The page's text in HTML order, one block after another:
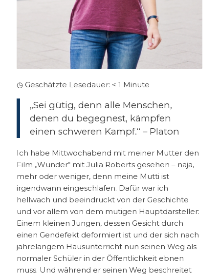
◷ Geschätzte Lesedauer: < 1 Minute
„Sei gütig, denn alle Menschen,
denen du begegnest, kämpfen
einen schweren Kampf.“ – Platon
Ich habe Mittwochabend mit meiner Mutter den
Film „Wunder“ mit Julia Roberts gesehen – naja,
mehr oder weniger, denn meine Mutti ist
irgendwann eingeschlafen. Dafür war ich
hellwach und beeindruckt von der Geschichte
und vor allem von dem mutigen Hauptdarsteller:
Einem kleinen Jungen, dessen Gesicht durch
einen Gendefekt deformiert ist und der sich nach
jahrelangem Hausunterricht nun seinen Weg als
normaler Schüler in der Öffentlichkeit ebnen
muss. Und während er seinen Weg beschreitet